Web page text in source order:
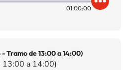
01:00:00
Tramo de 13:00 a 14:00)
13:00 a 14:00)